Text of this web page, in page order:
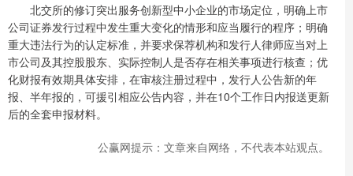
北交所的修订突出服务创新型中小企业的市场定位，明确上市
公司证券发行过程中发生重大变化的情形和应当履行的程序；明确
重大违法行为的认定标准，并要求保荐机构和发行人律师应当对上
市公司及其控股股东、实际控制人是否存在相关事项进行核查；优
化财报有效期具体安排，在审核注册过程中，发行人公告新的年
报、半年报的，可援引相应公告内容，并在10个工作日内报送更新
后的全套申报材料。
公赢网提示：文章来自网络，不代表本站观点。